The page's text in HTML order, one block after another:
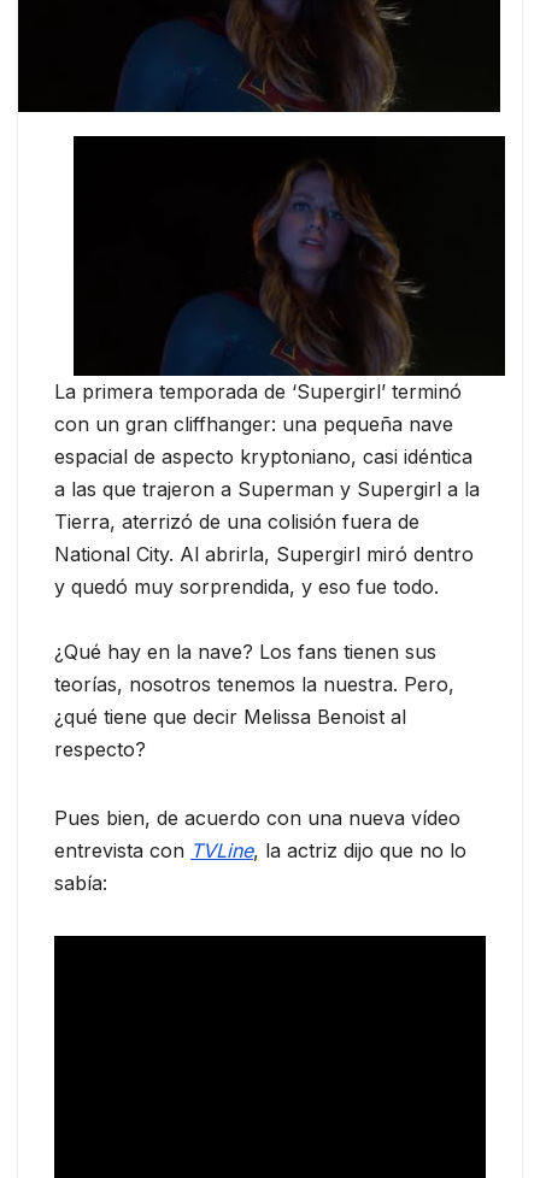
La primera temporada de ‘Supergirl’ terminó
con un gran cliffhanger: una pequeña nave
espacial de aspecto kryptoniano, casi idéntica
a las que trajeron a Superman y Supergirl a la
Tierra, aterrizó de una colisión fuera de
National City. Al abrirla, Supergirl miró dentro
y quedó muy sorprendida, y eso fue todo.
¿Qué hay en la nave? Los fans tienen sus
teorías, nosotros tenemos la nuestra. Pero,
¿qué tiene que decir Melissa Benoist al
respecto?
Pues bien, de acuerdo con una nueva vídeo
entrevista con TVLine, la actriz dijo que no lo
sabía: